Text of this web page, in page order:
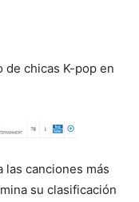
de chicas K-pop en
las canciones más
su clasificación